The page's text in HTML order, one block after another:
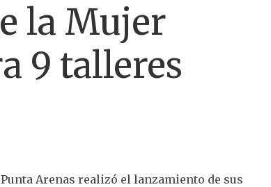
la Mujer
9 talleres
Arenas realizó el lanzamiento de sus